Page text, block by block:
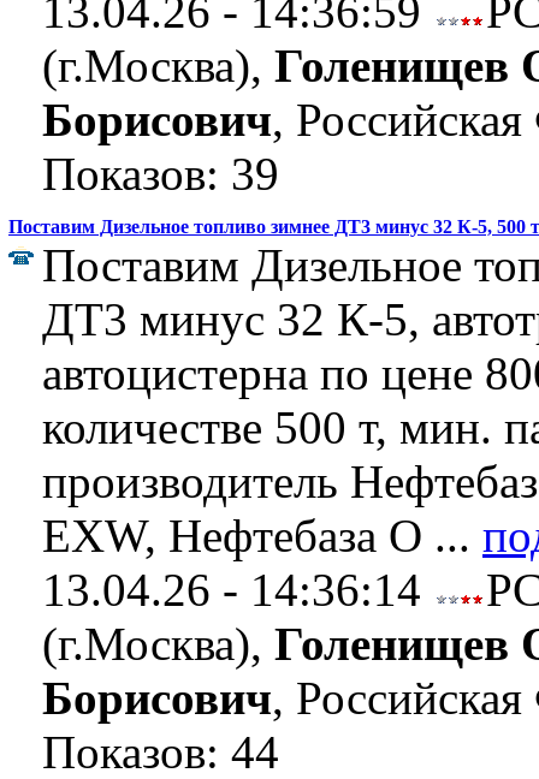
13.04.26 - 14:36:59
(г.Москва), Голенищев
Борисович,
Показов: 39
Поставим Дизельное топливо зимнее ДТ3 минус 32 К-5, 500 т
Поставим Дизельное
ДТ3 минус 32 К-5,
автоцистерна по цене
количестве 500 т, мин.
производитель
EXW, Нефтебаза О ...
13.04.26 - 14:36:14
(г.Москва), Голенищев
Борисович,
Показов: 44